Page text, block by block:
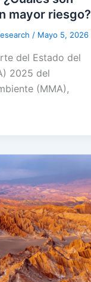
mayor riesgo?
/ Mayo 5, 2026
del Estado del
2025 del
(MMA),